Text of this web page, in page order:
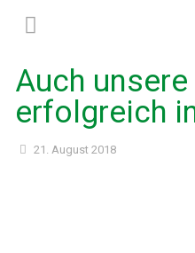
Auch
erfolgreich
21. August 2018